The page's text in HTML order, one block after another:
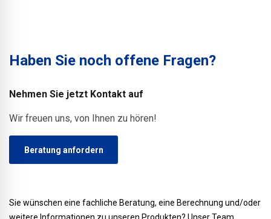
Haben Sie noch offene Fragen?
Nehmen Sie jetzt Kontakt auf
Wir freuen uns, von Ihnen zu hören!
Beratung anfordern
Sie wünschen eine fachliche Beratung, eine Berechnung und/oder
weitere Informationen zu unseren Produkten? Unser Team